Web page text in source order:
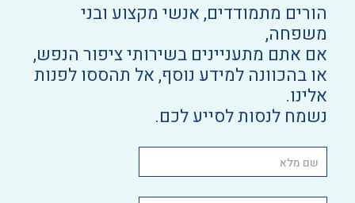
הורים מתמודדים, אנשי מקצוע ובני
משפחה,
אם אתם מתעניינים בשירותי ציפור הנפש,
או בהכוונה למידע נוסף, אל תהססו לפנות
אלינו.
נשמח לנסות לסייע לכם.